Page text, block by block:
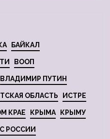
БАЙКАЛ
ВООП
ВЛАДИМИР ПУТИН
ОБЛАСТЬ ИСТРЕ
КРАЕ КРЫМА КРЫМУ
РОССИИ